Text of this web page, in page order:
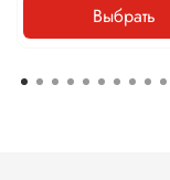
Выбрать